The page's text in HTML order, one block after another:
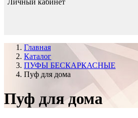
Личный кабинет
Главная
Каталог
ПУФЫ БЕСКАРКАСНЫЕ
Пуф для дома
Пуф для дома